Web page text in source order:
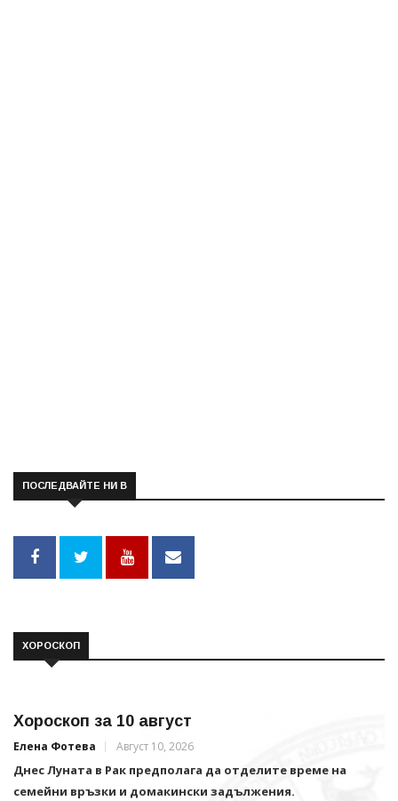
ПОСЛЕДВАЙТЕ НИ В
ХОРОСКОП
Хороскоп за 10 август
Елена Фотева Август 10, 2026
Днес Луната в Рак предполага да отделите време на
семейни връзки и домакински задължения.